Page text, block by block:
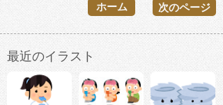
次のページ
ホーム
最近のイラスト